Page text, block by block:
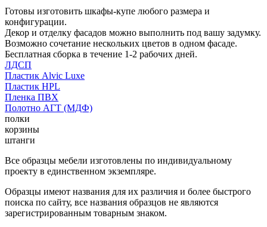
Готовы изготовить шкафы-купе любого размера и
конфигурации.
Декор и отделку фасадов можно выполнить под вашу задумку.
Возможно сочетание нескольких цветов в одном фасаде.
Бесплатная сборка в течение 1-2 рабочих дней.
ЛДСП
Пластик Alvic Luxe
Пластик HPL
Пленка ПВХ
Полотно АГТ (МДФ)
полки
корзины
штанги
Все образцы мебели изготовлены по индивидуальному
проекту в единственном экземпляре.
Образцы имеют названия для их различия и более быстрого
поиска по сайту, все названия образцов не являются
зарегистрированным товарным знаком.